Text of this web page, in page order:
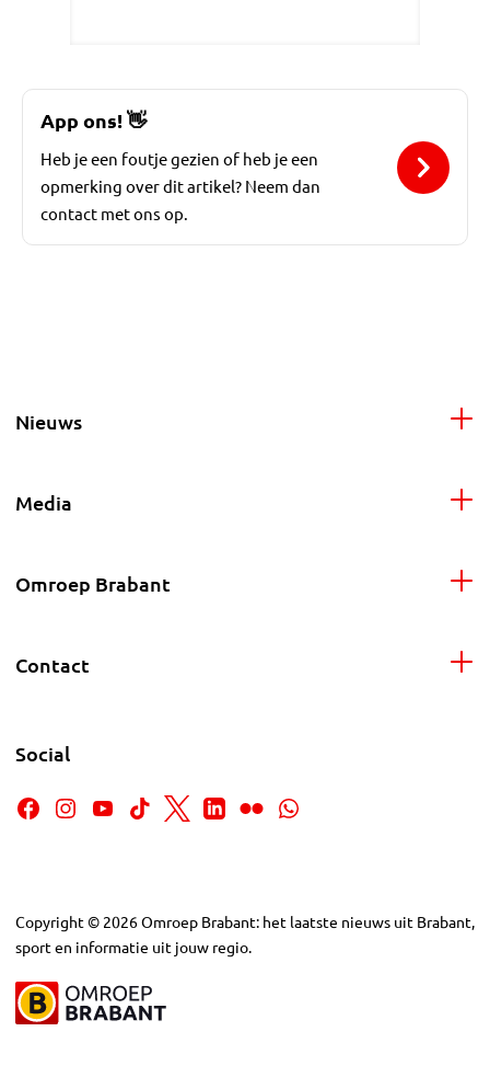
App ons!👋
Heb je een foutje gezien of heb je een
opmerking over dit artikel? Neem dan
contact met ons op.
Nieuws
Media
Omroep Brabant
Contact
Social
Copyright © 2026Omroep Brabant: het laatste nieuws uit Brabant,
sport en informatie uit jouw regio.